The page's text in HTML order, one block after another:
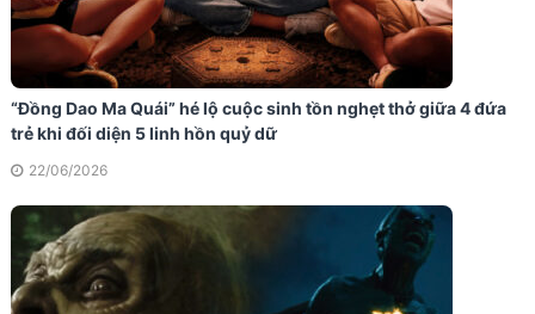
“Đồng Dao Ma Quái” hé lộ cuộc sinh tồn nghẹt thở giữa 4 đứa
trẻ khi đối diện 5 linh hồn quỷ dữ
22/06/2026